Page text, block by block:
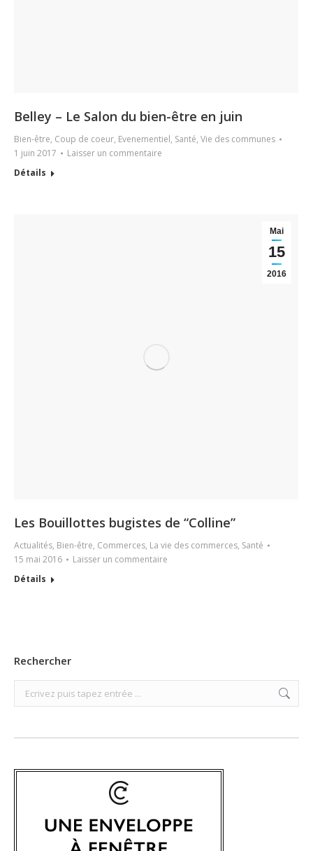
Belley – Le Salon du bien-être en juin
Bien-être, Coup de coeur, Evenementiel, Santé, Vie des communes
1 juin 2017
Laisser un commentaire
Détails
Mai
15
2016
Les Bouillottes bugistes de “Colline”
Actualités, Bien-être, Commerces, La vie des commerces, Santé
15 mai 2016
Laisser un commentaire
Détails
Rechercher
Search: